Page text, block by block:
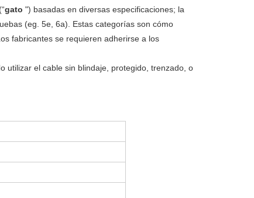
gato ") basadas en diversas especificaciones; la
(eg. 5e, 6a). Estas categorías son cómo
fabricantes se requieren adherirse a los
utilizar el cable sin blindaje, protegido, trenzado, o